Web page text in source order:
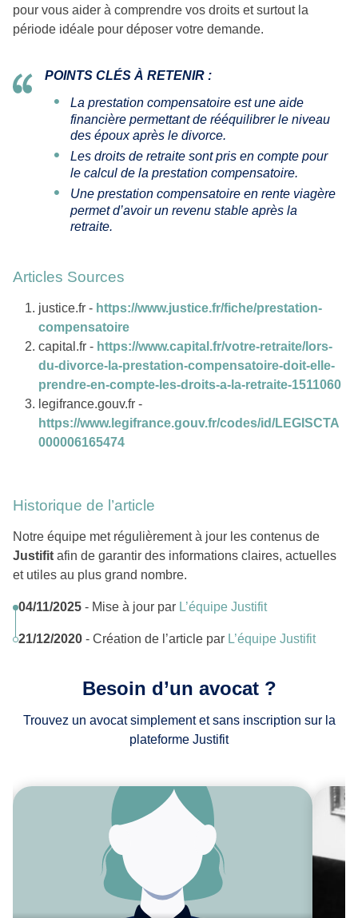
pour vous aider à comprendre vos droits et surtout la
période idéale pour déposer votre demande.
POINTS CLÉS À RETENIR :
La prestation compensatoire est une aide
financière permettant de rééquilibrer le niveau
des époux après le divorce.
Les droits de retraite sont pris en compte pour
le calcul de la prestation compensatoire.
Une prestation compensatoire en rente viagère
permet d’avoir un revenu stable après la
retraite.
Articles Sources
justice.fr - https://www.justice.fr/fiche/prestation-
compensatoire
capital.fr - https://www.capital.fr/votre-retraite/lors-
du-divorce-la-prestation-compensatoire-doit-elle-
prendre-en-compte-les-droits-a-la-retraite-1511060
legifrance.gouv.fr -
https://www.legifrance.gouv.fr/codes/id/LEGISCTA
000006165474
Historique de l’article
Notre équipe met régulièrement à jour les contenus de
Justifit afin de garantir des informations claires, actuelles
et utiles au plus grand nombre.
04/11/2025 - Mise à jour par L’équipe Justifit
21/12/2020 - Création de l’article par L’équipe Justifit
Besoin d’un avocat ?
Trouvez un avocat simplement et sans inscription sur la
plateforme Justifit